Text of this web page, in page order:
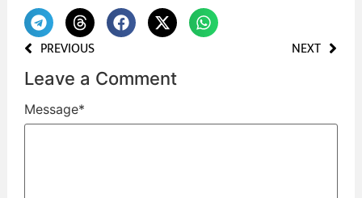
PREVIOUS NEXT
Leave a Comment
Message*